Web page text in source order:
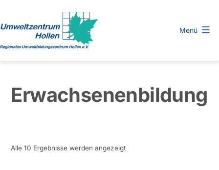
springen
Menü
Erwachsenenbildung
Alle 10 Ergebnisse werden angezeigt